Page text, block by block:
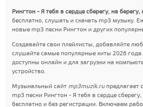
Рингтон - Я тебя в сердце сберегу, на
бесплатно, слушать и скачать mp3 музыку.
новые mp3 песни Рингтон и других
Создавайте свои плейлисты, добавляйте
слушайте самые популярные хиты 2026
доступны онлайн и для загрузки на
устройство.
Музыкальный сайт mp3muzik.ruпредлагает
mp3 песни Рингтон - Я тебя в сердце
бесплатно и без регистрации. Включаем